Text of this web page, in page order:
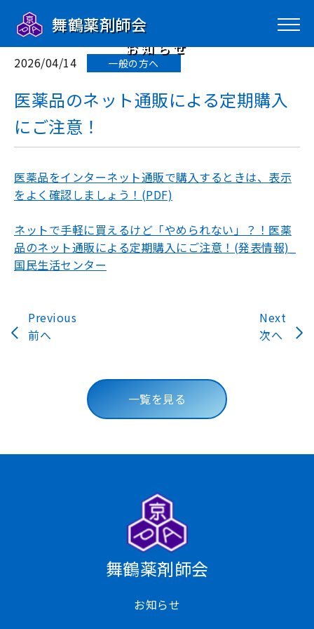
舞鶴薬剤師会News
お知らせ
2026/04/14 一般の方へ
医薬品のネット通販による定期購入
にご注意！
医薬品をインターネット通販で購入するときは、表示
をよく確認しましょう！(PDF)
ネットで手軽に買えるけど「やめられない」？！医薬
品のネット通販による定期購入にご注意！(発表情報)_
国民生活センター
Previous
前へ
Next
次へ
一覧を見る
舞鶴薬剤師会
お知らせ